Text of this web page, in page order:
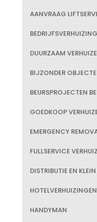
AANVRAAG
DUURZAAM
BIJZONDER
BEURSPROJECTEN
GOEDKOOP
EMERGENCY
FULLSERVICE
DISTRIBUTIE EN
HOTELVERHUIZINGEN
HANDYMAN